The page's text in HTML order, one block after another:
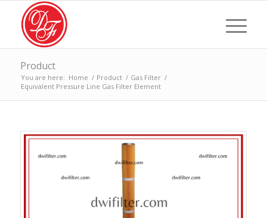
Product
You are here: Home / Product / Gas Filter /
Equivalent Pressure Line Gas Filter Element